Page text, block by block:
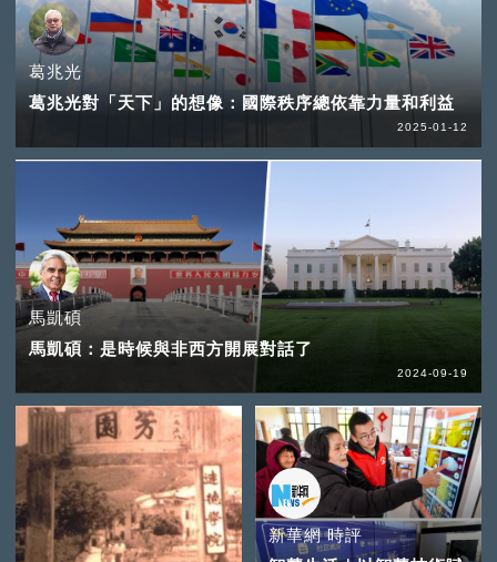
葛兆光
葛兆光對「天下」的想像：國際秩序總依靠力量和利益
2025-01-12
馬凱碩
馬凱碩：是時候與非西方開展對話了
2024-09-19
新華網 時評